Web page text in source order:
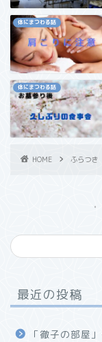
体にまつわる話
体にまつわる話
HOME ふらつき
最近の投稿
「徹子の部屋